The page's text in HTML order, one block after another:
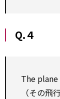
Q.４
The
（その飛